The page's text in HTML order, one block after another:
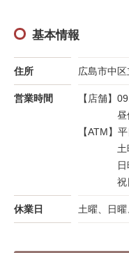
基本情報
住所 広島市中
営業時間
【店舗】
昼休業
【ATM】
土曜
日曜
祝日
休業日 土曜、日